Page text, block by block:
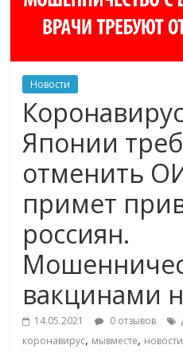
Новости
Японии
отменить
примет
россиян.
вакцинами
14.05.2021 0 отзывов
коронавирус, мывместе, новости